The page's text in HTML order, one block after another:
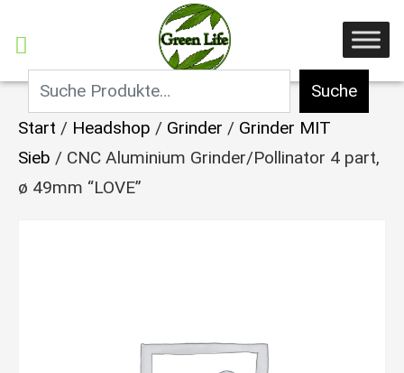
Suche
Start / Headshop / Grinder / Grinder MIT
Sieb / CNC Aluminium Grinder/Pollinator 4 part,
ø 49mm “LOVE”